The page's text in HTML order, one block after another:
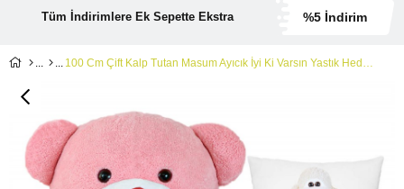
Tüm İndirimlere Ek Sepette Ekstra %5 İndirim
100 Cm Çift Kalp Tutan Masum Ayıcık İyi Ki Varsın Yastık Hediyeli